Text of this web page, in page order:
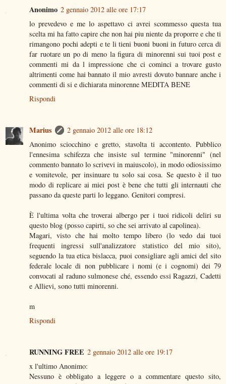
Anonimo 2 gennaio 2012 alle ore 17:17
lo prevedevo e me lo aspettavo ci avrei scommesso questa tua
scelta mi ha fatto capire che non hai piu niente da proporre e che ti
rimangono pochi adepti e te li tieni buoni buoni in futuro cerca di
far ruotare un po di meno la figura di minorenni sui tuoi post e
commenti mi da l impressione che ci cominci a trovare gusto
altrimenti come hai bannato il mio avresti dovuto bannare anche i
commenti di si e dichiarata minorenne MEDITA BENE
Rispondi
Marius
2 gennaio 2012 alle ore 18:12
Anonimo sciocchino e gretto, stavolta ti accontento. Pubblico
l'ennesima schifezza che insiste sul termine "minorenni" (nel
commento bannato lo scrivevi in maiuscolo), in modo odiosissimo
e vomitevole, per insinuare tu solo sai cosa. Se questo è il tuo
modo di replicare ai miei post è bene che tutti gli internauti che
passano da queste parti lo leggano. Genitori compresi.
È l'ultima volta che troverai albergo per i tuoi ridicoli deliri su
questo blog (posso capirti, so che sei arrivato al capolinea).
Magari, visto che hai molto tempo libero (lo vedo dai tuoi
frequenti ingressi sull'analizzatore statistico del mio sito),
seguendo la tua etica bislacca, puoi consigliare agli amici del sito
federale locale di non pubblicare i nomi (e i cognomi) dei 79
convocati al raduno sulmonese ché, essendo essi Ragazzi, Cadetti
e Allievi, sono tutti minorenni.
m
Rispondi
RUNNING FREE 2 gennaio 2012 alle ore 19:17
x l'ultimo Anonimo:
Nessuno è obbligato a leggere o a commentare questo sito,